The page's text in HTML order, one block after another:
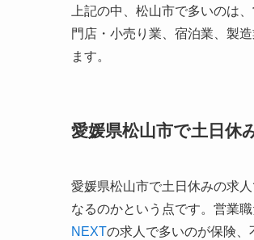
上記の中、松山市で多いのは
門店・小売り業、宿泊業、製
ます。
愛媛県松山市で土日休
愛媛県松山市で土日休みの求
なるのかという点です。営業
NEXTの求人で多いのが保険、